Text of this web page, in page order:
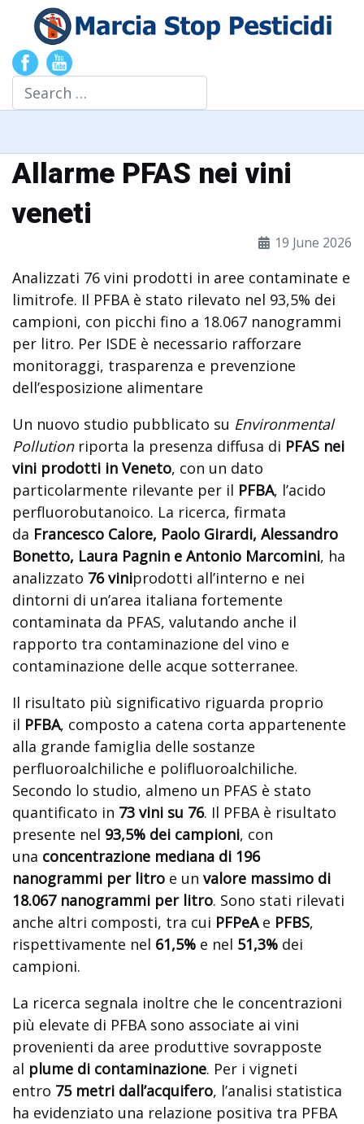
Search
Allarme PFAS nei vini
veneti
19 June 2026
Analizzati 76 vini prodotti in aree contaminate e
limitrofe. Il PFBA è stato rilevato nel 93,5% dei
campioni, con picchi fino a 18.067 nanogrammi
per litro. Per ISDE è necessario rafforzare
monitoraggi, trasparenza e prevenzione
dell’esposizione alimentare
Un nuovo studio pubblicato su Environmental
Pollutionriporta la presenza diffusa di PFAS nei
vini prodotti in Veneto, con un dato
particolarmente rilevante per il PFBA, l’acido
perfluorobutanoico. La ricerca, firmata
da Francesco Calore, Paolo Girardi, Alessandro
Bonetto, Laura Pagnin e Antonio Marcomini, ha
analizzato 76 viniprodotti all’interno e nei
dintorni di un’area italiana fortemente
contaminata da PFAS, valutando anche il
rapporto tra contaminazione del vino e
contaminazione delle acque sotterranee.
Il risultato più significativo riguarda proprio
il PFBA, composto a catena corta appartenente
alla grande famiglia delle sostanze
perfluoroalchiliche e polifluoroalchiliche.
Secondo lo studio, almeno un PFAS è stato
quantificato in 73 vini su 76. Il PFBA è risultato
presente nel 93,5% dei campioni, con
una concentrazione mediana di 196
nanogrammi per litro e un valore massimo di
18.067 nanogrammi per litro. Sono stati rilevati
anche altri composti, tra cui PFPeAe PFBS,
rispettivamente nel 61,5% e nel 51,3% dei
campioni.
La ricerca segnala inoltre che le concentrazioni
più elevate di PFBA sono associate ai vini
provenienti da aree produttive sovrapposte
al plume di contaminazione. Per i vigneti
entro 75 metri dall’acquifero, l’analisi statistica
ha evidenziato una relazione positiva tra PFBA